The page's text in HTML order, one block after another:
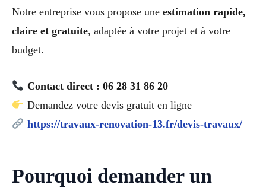
Notre entreprise vous propose une estimation rapide,
claire et gratuite, adaptée à votre projet et à votre
budget.
Contact direct : 06 28 31 86 20
Demandez votre devis gratuit en ligne
https://travaux-renovation-13.fr/devis-travaux/
Pourquoi demander un